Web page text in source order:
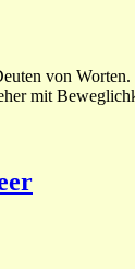
von
mit